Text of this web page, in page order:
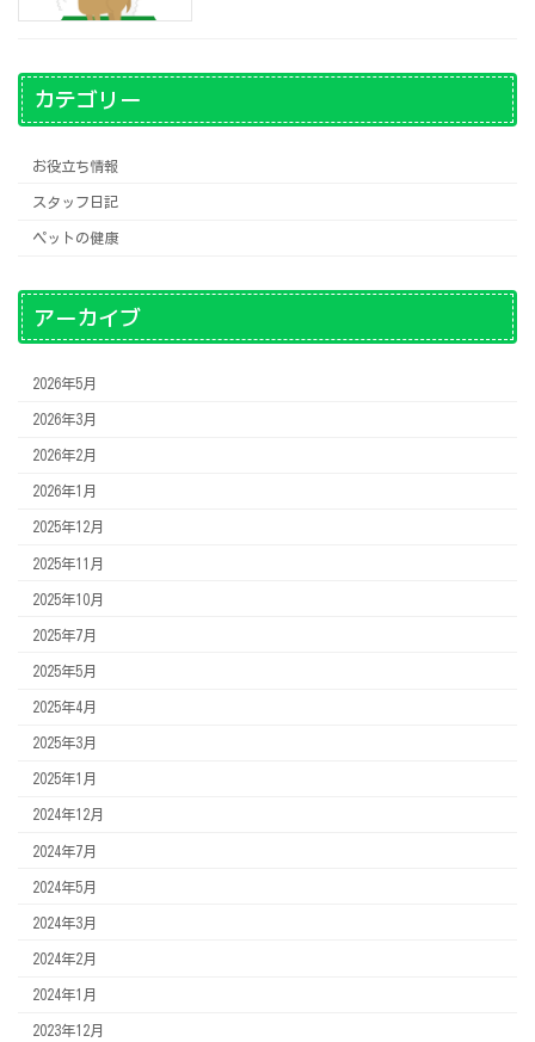
カテゴリー
お役立ち情報
スタッフ日記
ペットの健康
アーカイブ
2026年5月
2026年3月
2026年2月
2026年1月
2025年12月
2025年11月
2025年10月
2025年7月
2025年5月
2025年4月
2025年3月
2025年1月
2024年12月
2024年7月
2024年5月
2024年3月
2024年2月
2024年1月
2023年12月